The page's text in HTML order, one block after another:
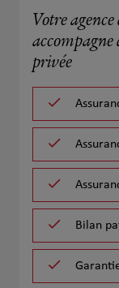
Votre
accompagne
privée
Bilan